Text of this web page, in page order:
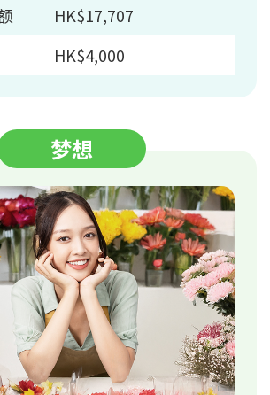
HK$17,707
HK$4,000
梦想